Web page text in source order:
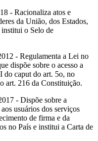
- Racionaliza atos e
da União, dos Estados,
o Selo de
- Regulamenta a Lei no
dispõe sobre o acesso a
caput do art. 5o, no
art. 216 da Constituição.
- Dispõe sobre a
usuários dos serviços
de firma e da
no País e institui a Carta de